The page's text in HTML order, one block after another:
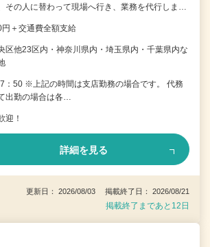
その人に替わって現場へ行き、業務を代行しま…
＋交通費全額支給
区他23区内・神奈川県内・埼玉県内・千葉県内な
：50 ※上記の時間は支店勤務の場合です。 代務
出勤の場合は各…
迎！
詳細を見る
更新日： 2026/08/03 掲載終了日： 2026/08/21
掲載終了まであと12日